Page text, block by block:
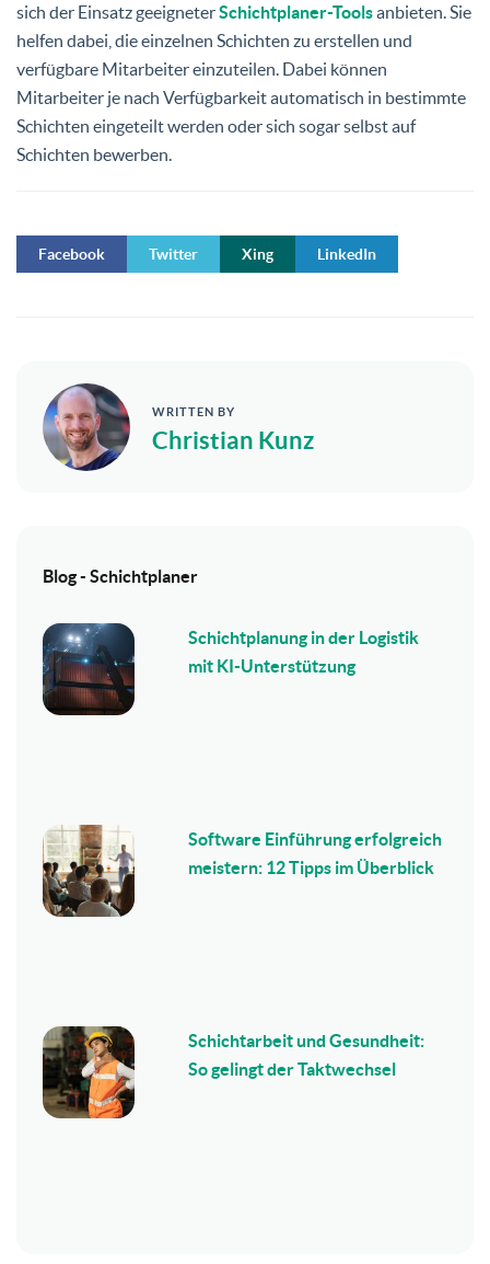
sich der Einsatz geeigneterSchichtplaner-Toolsanbieten. Sie
helfen dabei, die einzelnen Schichten zu erstellen und
verfügbare Mitarbeiter einzuteilen. Dabei können
Mitarbeiter je nach Verfügbarkeit automatisch in bestimmte
Schichten eingeteilt werden oder sich sogar selbst auf
Schichten bewerben.
Facebook Twitter Xing LinkedIn
WRITTEN BY
Christian Kunz
Blog - Schichtplaner
Schichtplanung in der Logistik
mit KI-Unterstützung
Software Einführung erfolgreich
meistern: 12 Tipps im Überblick
Schichtarbeit und Gesundheit:
So gelingt der Taktwechsel